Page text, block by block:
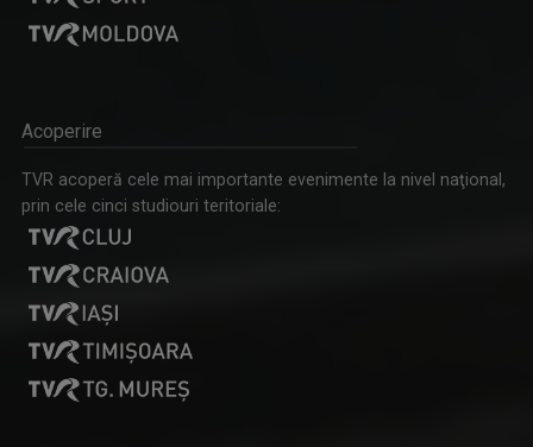
Acoperire
TVR acoperă cele mai importante evenimente la nivel naţional,
prin cele cinci studiouri teritoriale: